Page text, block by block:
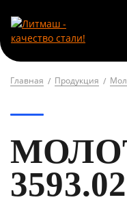
Главная Продукция